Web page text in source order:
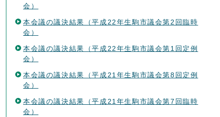
会）
本会議の議決結果（平成22年生駒市議会第2回臨時
会）
本会議の議決結果（平成22年生駒市議会第1回定例
会）
本会議の議決結果（平成21年生駒市議会第8回定例
会）
本会議の議決結果（平成21年生駒市議会第7回臨時
会）